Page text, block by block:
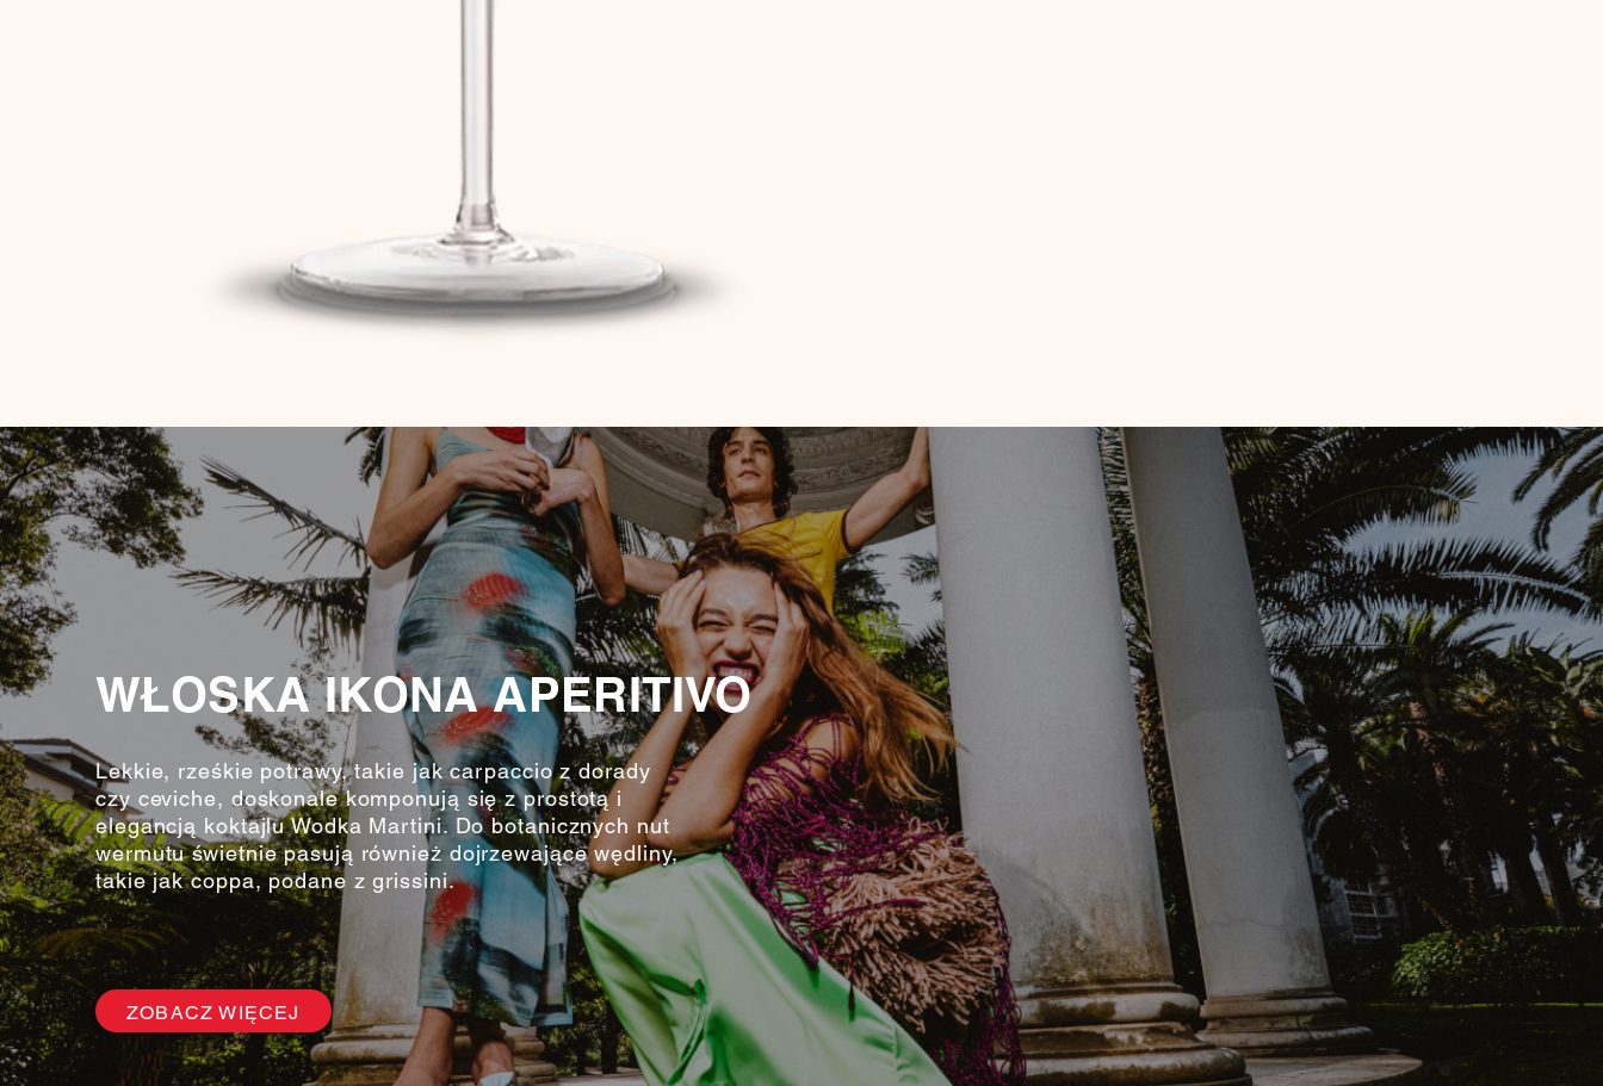
WŁOSKA IKONA APERITIVO
Lekkie, rześkie potrawy, takie jak carpaccio z dorady
czy ceviche, doskonale komponują się z prostotą i
elegancją koktajlu Wodka Martini. Do botanicznych nut
wermutu świetnie pasują również dojrzewające wędliny,
takie jak coppa, podane z grissini.
ZOBACZ WIĘCEJ